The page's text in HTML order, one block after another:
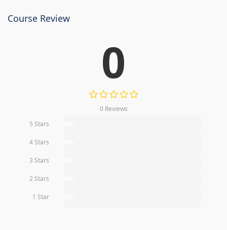
Course Review
0
0 Reviews
5 Stars
4 Stars
3 Stars
2 Stars
1 Star